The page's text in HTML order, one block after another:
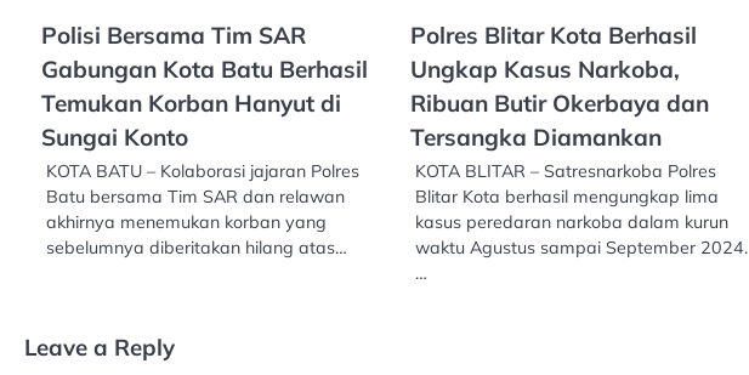
Polisi Bersama Tim SAR
Gabungan Kota Batu Berhasil
Temukan Korban Hanyut di
Sungai Konto
KOTA BATU – Kolaborasi jajaran Polres
Batu bersama Tim SAR dan relawan
akhirnya menemukan korban yang
sebelumnya diberitakan hilang atas…
Polres Blitar Kota Berhasil
Ungkap Kasus Narkoba,
Ribuan Butir Okerbaya dan
Tersangka Diamankan
KOTA BLITAR – Satresnarkoba Polres
Blitar Kota berhasil mengungkap lima
kasus peredaran narkoba dalam kurun
waktu Agustus sampai September 2024.
…
Leave a Reply